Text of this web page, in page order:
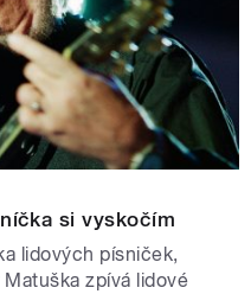
si vyskočím
lidových písniček,
Matuška zpívá lidové